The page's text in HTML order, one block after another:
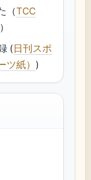
（TCC
）
(日刊スポ
紙） )